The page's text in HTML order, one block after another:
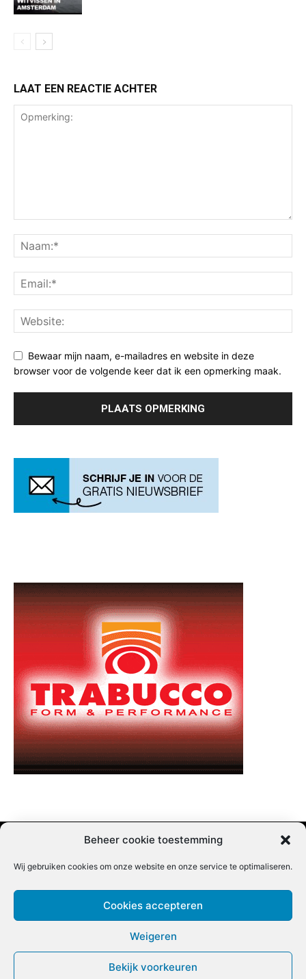
Beheer cookie toestemming
Wij gebruiken cookies om onze website en onze service te optimaliseren.
Cookies accepteren
Weigeren
Bekijk voorkeuren
LAAT EEN REACTIE ACHTER
Bewaar mijn naam, e-mailadres en website in deze
browser voor de volgende keer dat ik een opmerking maak.
Nieuwsbrief inschrijven | Partner content